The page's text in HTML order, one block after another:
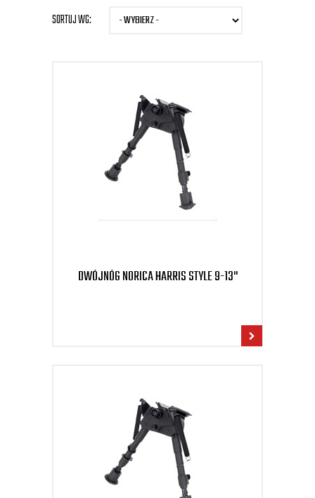
SORTUJ WG:
DWÓJNÓG NORICA HARRIS STYLE 9-13"